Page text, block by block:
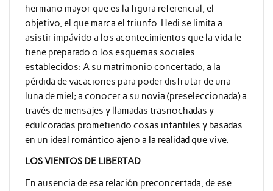
hermano mayor que es la figura referencial, el
objetivo, el que marca el triunfo. Hedi se limita a
asistir impávido a los acontecimientos que la vida le
tiene preparado o los esquemas sociales
establecidos: A su matrimonio concertado, a la
pérdida de vacaciones para poder disfrutar de una
luna de miel; a conocer a su novia (preseleccionada) a
través de mensajes y llamadas trasnochadas y
edulcoradas prometiendo cosas infantiles y basadas
en un ideal romántico ajeno a la realidad que vive.
LOS VIENTOS DE LIBERTAD
En ausencia de esa relación preconcertada, de ese